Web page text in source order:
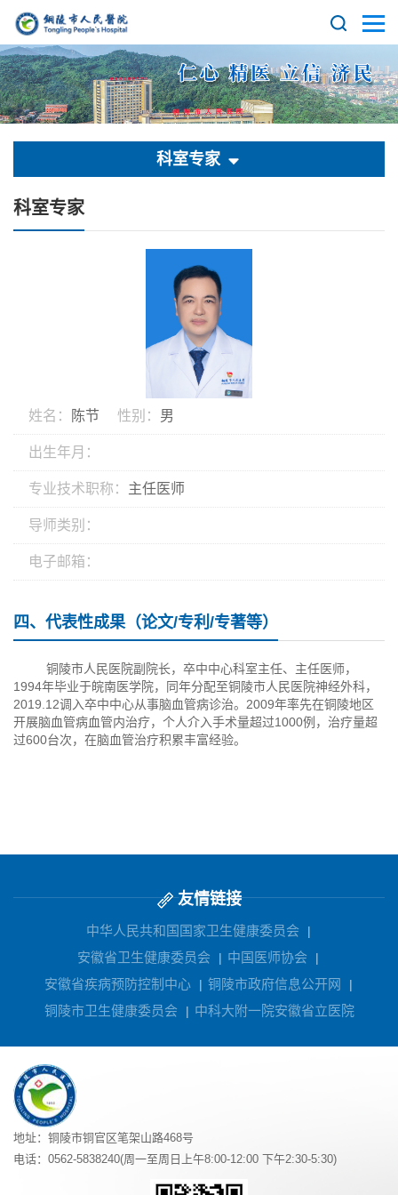
科室专家
科室专家
姓名： 陈节 性别： 男
出生年月：
专业技术职称： 主任医师
导师类别：
电子邮箱：
四、代表性成果（论文/专利/专著等）
铜陵市人民医院副院长，卒中中心科室主任、主任医师，
1994年毕业于皖南医学院，同年分配至铜陵市人民医院神经外科，
2019.12调入卒中中心从事脑血管病诊治。2009年率先在铜陵地区
开展脑血管病血管内治疗，个人介入手术量超过1000例，治疗量超
过600台次，在脑血管治疗积累丰富经验。
友情链接
中华人民共和国国家卫生健康委员会 |
安徽省卫生健康委员会 | 中国医师协会 |
安徽省疾病预防控制中心 | 铜陵市政府信息公开网 |
铜陵市卫生健康委员会 | 中科大附一院安徽省立医院
地址：铜陵市铜官区笔架山路468号
电话：0562-5838240(周一至周日上午8:00-12:00 下午2:30-5:30)